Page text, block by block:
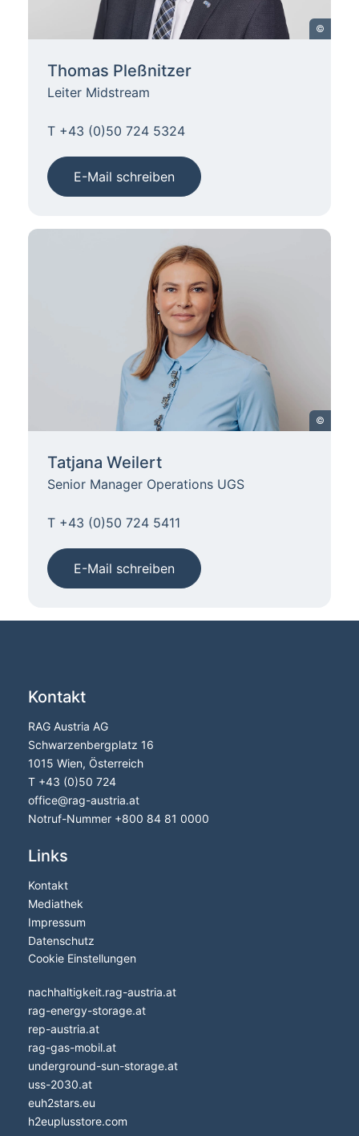
©
Thomas Pleßnitzer
Leiter Midstream
T +43 (0)50 724 5324
E-Mail schreiben
©
Tatjana Weilert
Senior Manager Operations UGS
T +43 (0)50 724 5411
E-Mail schreiben
Kontakt
RAG Austria AG
Schwarzenbergplatz 16
1015 Wien, Österreich
T +43 (0)50 724
office@rag-austria.at
Notruf-Nummer +800 84 81 0000
Links
Kontakt
Mediathek
Impressum
Datenschutz
Cookie Einstellungen
nachhaltigkeit.rag-austria.at
rag-energy-storage.at
rep-austria.at
rag-gas-mobil.at
underground-sun-storage.at
uss-2030.at
euh2stars.eu
h2euplusstore.com